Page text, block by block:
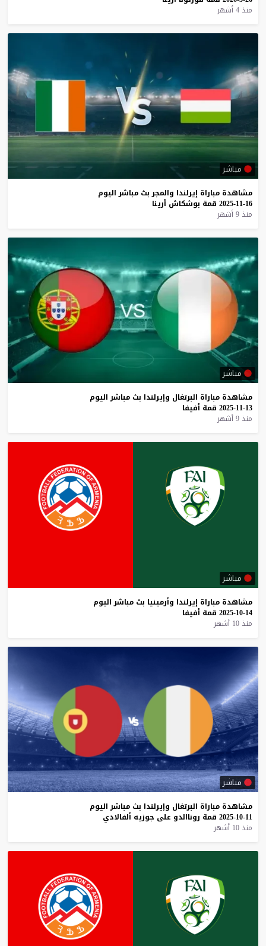
منذ 4 أشهر
مباشر
مشاهدة مباراة إيرلندا والمجر بث مباشر اليوم
16-11-2025
قمة بوشكاش أرينا
منذ 9 أشهر
مباشر
مشاهدة مباراة البرتغال وإيرلندا بث مباشر اليوم
13-11-2025
قمة أفيفا
منذ 9 أشهر
مباشر
مشاهدة مباراة إيرلندا وأرمينيا بث مباشر اليوم
14-10-2025
قمة أفيفا
منذ 10 أشهر
مباشر
مشاهدة مباراة البرتغال وإيرلندا بث مباشر اليوم
11-10-2025
قمة روناالدو على جوزيه ألفالادي
منذ 10 أشهر